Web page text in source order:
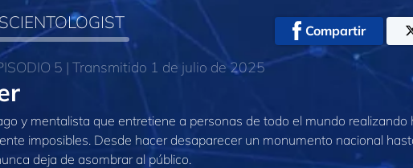
Compartir
5 | Transmitido 1 de julio de 2025
y mentalista que entretiene a personas de todo el mundo realizando
imposibles. Desde hacer desaparecer un monumento nacional
deja de asombrar al público.